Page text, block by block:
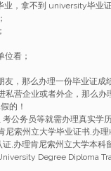
业，拿不到 university毕业证
位看；
友，那么办理一份毕业证成
私营企业或者外企，那么办
的！
公务员等就需办理真实学
尼索州立大学毕业证书,办
,办理肯尼索州立大学本科
Degree Diploma